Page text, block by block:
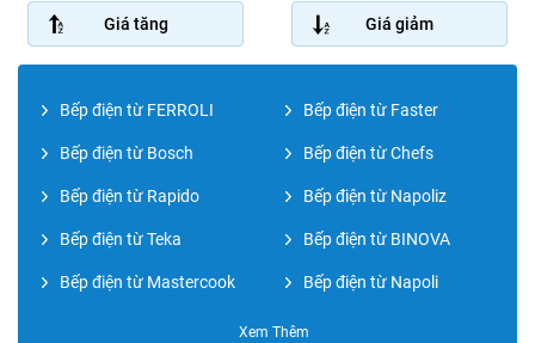
Giá tăng Giá giảm
Bếp điện từ FERROLI Bếp điện từ Faster
Bếp điện từ Bosch Bếp điện từ Chefs
Bếp điện từ Rapido Bếp điện từ Napoliz
Bếp điện từ Teka Bếp điện từ BINOVA
Bếp điện từ Mastercook Bếp điện từ Napoli
Bếp điện từ BOMANN
Xem Thêm